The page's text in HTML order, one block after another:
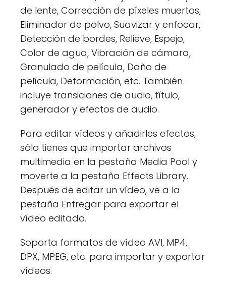
de lente, Corrección de píxeles muertos,
Eliminador de polvo, Suavizar y enfocar,
Detección de bordes, Relieve, Espejo,
Color de agua, Vibración de cámara,
Granulado de película, Daño de
película, Deformación, etc. También
incluye transiciones de audio, título,
generador y efectos de audio.
Para editar vídeos y añadirles efectos,
sólo tienes que importar archivos
multimedia en la pestaña Media Pool y
moverte a la pestaña Effects Library.
Después de editar un vídeo, ve a la
pestaña Entregar para exportar el
vídeo editado.
Soporta formatos de vídeo AVI, MP4,
DPX, MPEG, etc. para importar y exportar
vídeos.